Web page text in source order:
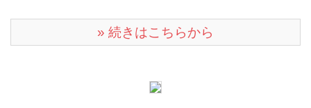
» 続きはこちらから